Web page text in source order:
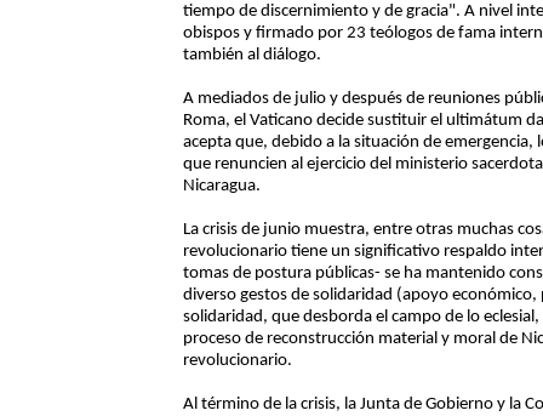
tiempo de discernimiento y de gracia". A nivel
obispos y firmado por 23 teólogos de fama
también al diálogo.
A mediados de julio y después de reuniones
Roma, el Vaticano decide sustituir el ultimátum
acepta que, debido a la situación de
que renuncien al ejercicio del ministerio
Nicaragua.
La crisis de junio muestra, entre otras muchas
revolucionario tiene un significativo respaldo
tomas de postura públicas- se ha mantenido
diverso gestos de solidaridad (apoyo
solidaridad, que desborda el campo de lo
proceso de reconstrucción material y moral de
revolucionario.
Al término de la crisis, la Junta de Gobierno y la